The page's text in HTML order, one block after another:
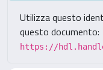
Utilizza questo
questo documento:
https://